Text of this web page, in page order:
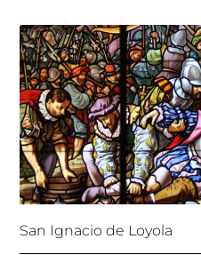
San Ignacio de Loyola